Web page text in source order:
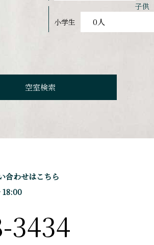
子供
小学生
合わせはこちら
18:00
3434